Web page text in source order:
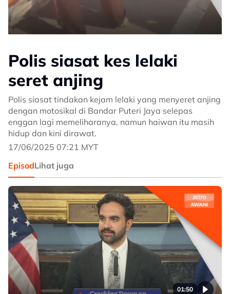
Polis siasat kes lelaki
seret anjing
Polis siasat tindakan kejam lelaki yang menyeret anjing
dengan motosikal di Bandar Puteri Jaya selepas
enggan lagi memeliharanya, namun haiwan itu masih
hidup dan kini dirawat.
17/06/2025 07:21 MYT
EpisodLihat juga
01:50